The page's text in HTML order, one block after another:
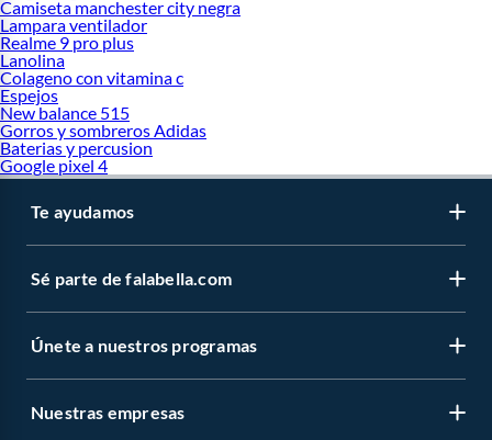
Camiseta manchester city negra
Lampara ventilador
Realme 9 pro plus
Lanolina
Colageno con vitamina c
Espejos
New balance 515
Gorros y sombreros Adidas
Baterias y percusion
Google pixel 4
Te ayudamos
Sé parte de falabella.com
Únete a nuestros programas
Nuestras empresas